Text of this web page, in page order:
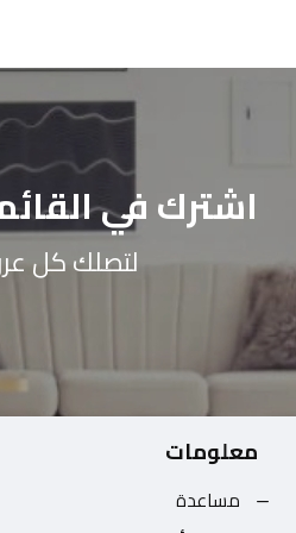
اشترك في
لتصلك كل
معلومات
مساعدة